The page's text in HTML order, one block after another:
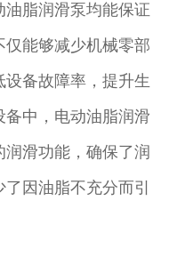
脂润滑泵均能保证
能够减少机械零部
备故障率，提升生
中，电动油脂润滑
滑功能，确保了润
因油脂不充分而引